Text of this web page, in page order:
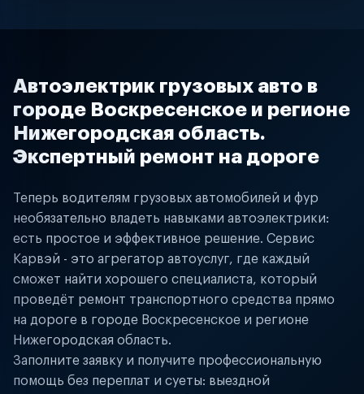
Автоэлектрик грузовых авто в
городе Воскресенское и регионе
Нижегородская область.
Экспертный ремонт на дороге
Теперь водителям грузовых автомобилей и фур
необязательно владеть навыками автоэлектрики:
есть простое и эффективное решение. Сервис
Карвэй - это агрегатор автоуслуг, где каждый
сможет найти хорошего специалиста, который
проведёт ремонт транспортного средства прямо
на дороге в городе Воскресенское и регионе
Нижегородская область.
Заполните заявку и получите профессиональную
помощь без переплат и суеты: выездной